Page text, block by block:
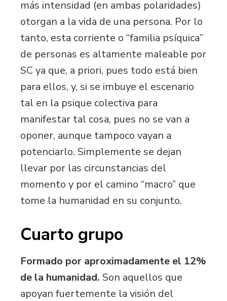
más intensidad (en ambas polaridades)
otorgan a la vida de una persona. Por lo
tanto, esta corriente o “familia psíquica”
de personas es altamente maleable por
SC ya que, a priori, pues todo está bien
para ellos, y, si se imbuye el escenario
tal en la psique colectiva para
manifestar tal cosa, pues no se van a
oponer, aunque tampoco vayan a
potenciarlo. Simplemente se dejan
llevar por las circunstancias del
momento y por el camino “macro” que
tome la humanidad en su conjunto.
Cuarto grupo
Formado por aproximadamente el 12%
de la humanidad. Son aquellos que
apoyan fuertemente la visión del